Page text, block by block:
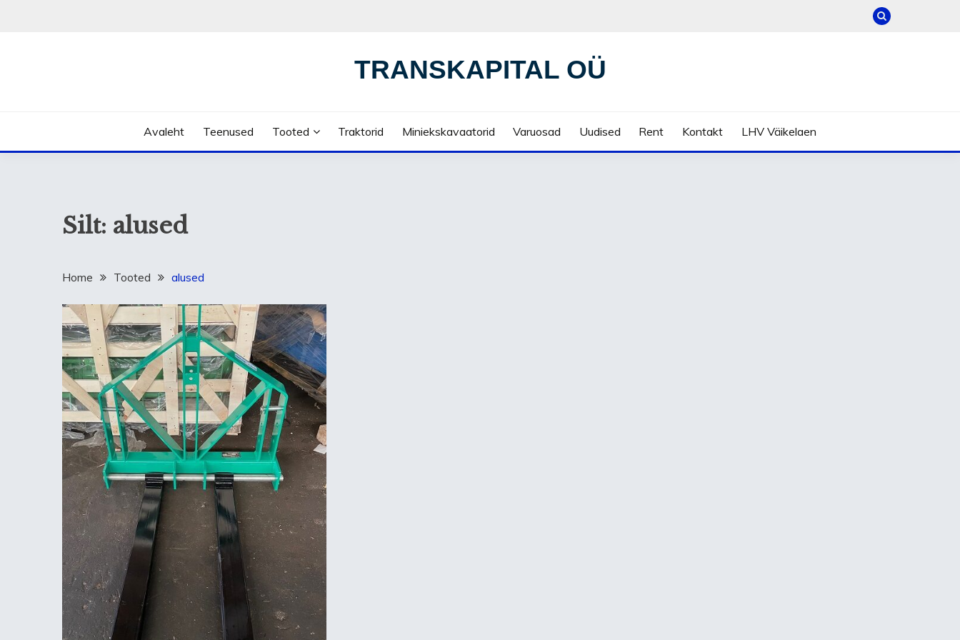
TRANSKAPITAL OÜ
Avaleht Teenused Tooted Traktorid Miniekskavaatorid Varuosad Uudised Rent Kontakt LHV Väikelaen
Silt: alused
Home Tooted alused